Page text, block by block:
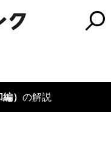
） の解説